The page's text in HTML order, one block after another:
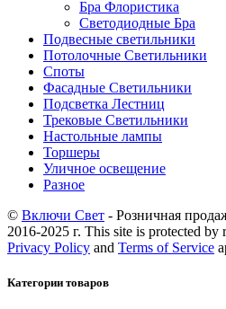
Бра Флористика
Светодиодные Бра
Подвесные светильники
Потолочные Светильники
Споты
Фасадные Светильники
Подсветка Лестниц
Трековые Светильники
Настольные лампы
Торшеры
Уличное освещение
Разное
© Включи Свет - Розничная
2016-2025 г. This site is protected
Privacy Policy and Terms of Service
Категории товаров